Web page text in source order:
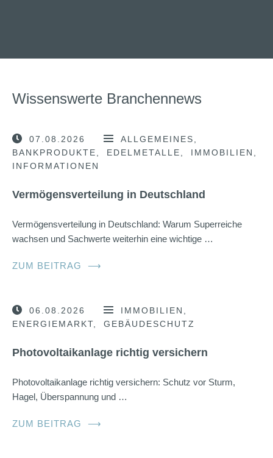
Wissenswerte Branchennews
07.08.2026
ALLGEMEINES
BANKPRODUKTE
EDELMETALLE
IMMOBILIEN
INFORMATIONEN
Vermögensverteilung in Deutschland
Vermögensverteilung in Deutschland: Warum Superreiche
wachsen und Sachwerte weiterhin eine wichtige …
ZUM BEITRAG ⟶
06.08.2026
IMMOBILIEN
ENERGIEMARKT
GEBÄUDESCHUTZ
Photovoltaikanlage richtig versichern
Photovoltaikanlage richtig versichern: Schutz vor Sturm,
Hagel, Überspannung und …
ZUM BEITRAG ⟶